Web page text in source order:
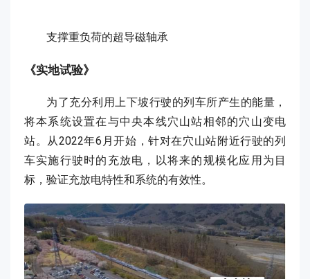
支撑重负荷的超导磁轴承
《实地试验》
为了充分利用上下坡行驶的列车所产生的能量，
将本系统设置在与中央本线穴山站相邻的穴山变电
站。从2022年6月开始，针对在穴山站附近行驶的列
车实施行驶时的充放电，以将来的规模化应用为目
标，验证充放电特性和系统的有效性。